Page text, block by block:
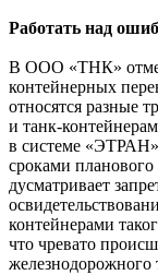
Работать над
В ООО «ТНК»
контейнерных
относятся разные
и танк-
в системе «ЭТРАН»
сроками
дусматривает
контейнерами
что чревато